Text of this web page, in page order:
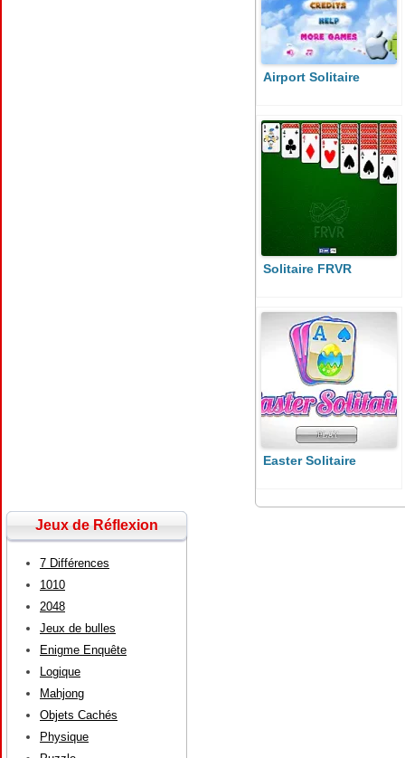
Airport Solitaire
Solitaire FRVR
Easter Solitaire
Jeux de Réflexion
7 Différences
1010
2048
Jeux de bulles
Enigme Enquête
Logique
Mahjong
Objets Cachés
Physique